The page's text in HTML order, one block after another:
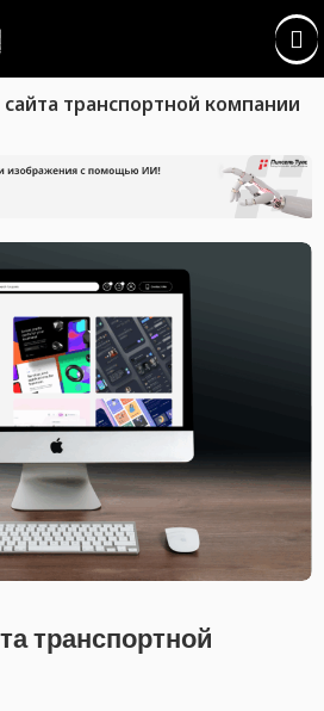
сайта транспортной компании
транспортной